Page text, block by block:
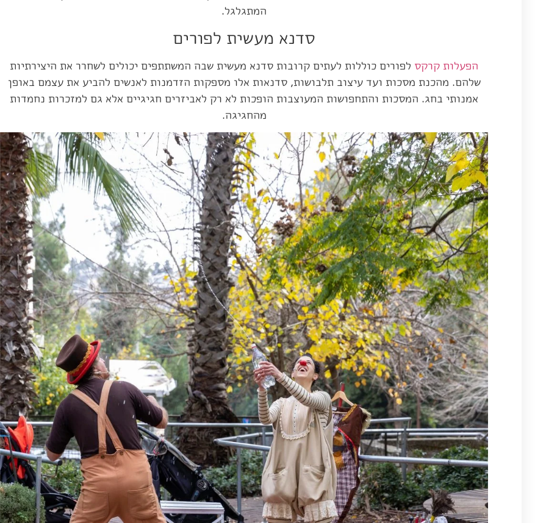
המתגלגל.
סדנא מעשית לפורים
הפעלות קרקס לפורים כוללות לעתים קרובות סדנא מעשית שבה המשתתפים יכולים לשחרר את היצירתיות
שלהם. מהכנת מסכות ועד עיצוב תלבושות, סדנאות אלו מספקות הזדמנות לאנשים להביע את עצמם באופן
אמנותי בחג. המסכות והתחפושות המעוצבות הופכות לא רק לאביזרים חגיגיים אלא גם למזכרות נחמדות
מהחגיגה.